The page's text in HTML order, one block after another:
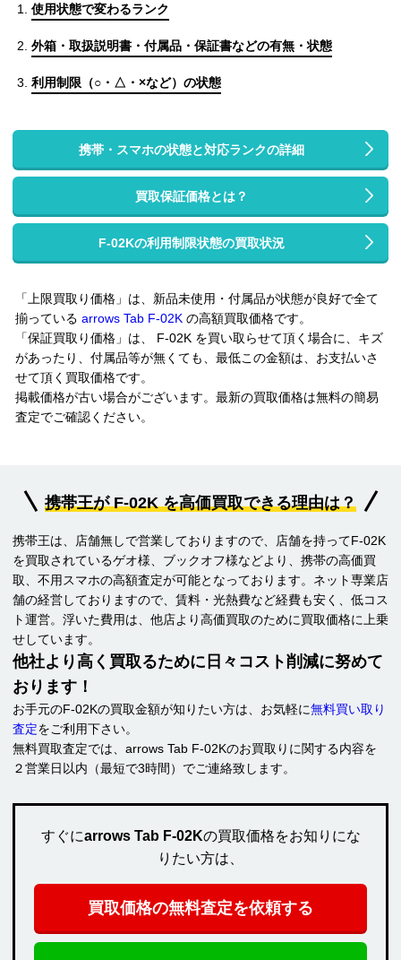
使用状態で変わるランク
外箱・取扱説明書・付属品・保証書などの有無・状態
利用制限（○・△・×など）の状態
携帯・スマホの状態と対応ランクの詳細
買取保証価格とは？
F-02Kの利用制限状態の買取状況
「上限買取り価格」は、新品未使用・付属品が状態が良好で全て
揃っている arrows Tab F-02K の高額買取価格です。
「保証買取り価格」は、 F-02K を買い取らせて頂く場合に、キズ
があったり、付属品等が無くても、最低この金額は、お支払いさ
せて頂く買取価格です。
掲載価格が古い場合がございます。最新の買取価格は無料の簡易
査定でご確認ください。
携帯王が F-02K を高価買取できる理由は？
携帯王は、店舗無しで営業しておりますので、店舗を持ってF-02K
を買取されているゲオ様、ブックオフ様などより、携帯の高価買
取、不用スマホの高額査定が可能となっております。ネット専業店
舗の経営しておりますので、賃料・光熱費など経費も安く、低コス
ト運営。浮いた費用は、他店より高価買取のために買取価格に上乗
せしています。
他社より高く買取るために日々コスト削減に努めて
おります！
お手元のF-02Kの買取金額が知りたい方は、お気軽に無料買い取り
査定をご利用下さい。
無料買取査定では、arrows Tab F-02Kのお買取りに関する内容を
２営業日以内（最短で3時間）でご連絡致します。
すぐにarrows Tab F-02Kの買取価格をお知りにな
りたい方は、
買取価格の無料査定を依頼する